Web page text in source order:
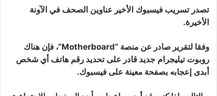
تصدر تسريب فيسبوك الأخير عناوين الصحف في الآونة
الأخيرة.
وفقا لتقرير صادر عن منصة “Motherboard”، فإن هناك
روبوت تيليجرام جديد قادر على تحديد رقم هاتف أي شخص
أبدى إعجابه بصفحة معينة على فيسبوك.